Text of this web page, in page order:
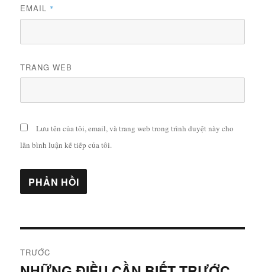
EMAIL *
TRANG WEB
Lưu tên của tôi, email, và trang web trong trình duyệt này cho
lần bình luận kế tiếp của tôi.
hướng
TRƯỚC